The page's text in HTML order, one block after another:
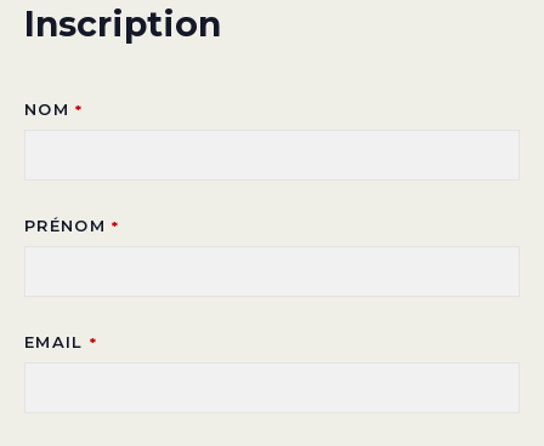
Inscription
NOM *
PRÉNOM *
EMAIL *